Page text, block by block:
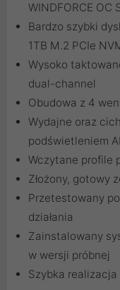
WINDFORCE OC
Bardzo szybki
1TB M.2 PCIe
Wysoko
dual-channel
Obudowa z 4
Wydajne oraz
podświetleniem
Wczytane profile
Złożony, gotowy
Przetestowany
działania
Zainstalowany
w wersji próbnej
Szybka